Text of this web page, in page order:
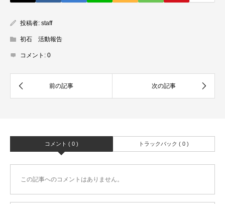
投稿者: staff
初石 活動報告
コメント: 0
コメント ( 0 ) トラックバック ( 0 )
この記事へのコメントはありません。